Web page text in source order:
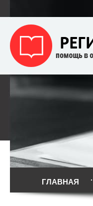
ГЛАВНАЯ